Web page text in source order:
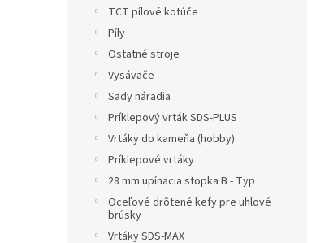
TCT pílové kotúče
Píly
Ostatné stroje
Vysávače
Sady náradia
Príklepový vrták SDS-PLUS
Vrtáky do kameňa (hobby)
Príklepové vrtáky
28 mm upínacia stopka B - Typ
Oceľové drôtené kefy pre uhlové
brúsky
Vrtáky SDS-MAX